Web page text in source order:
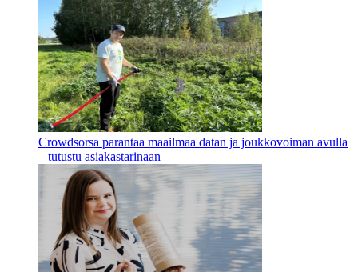
Crowdsorsa parantaa maailmaa datan ja joukkovoiman avulla
– tutustu asiakastarinaan